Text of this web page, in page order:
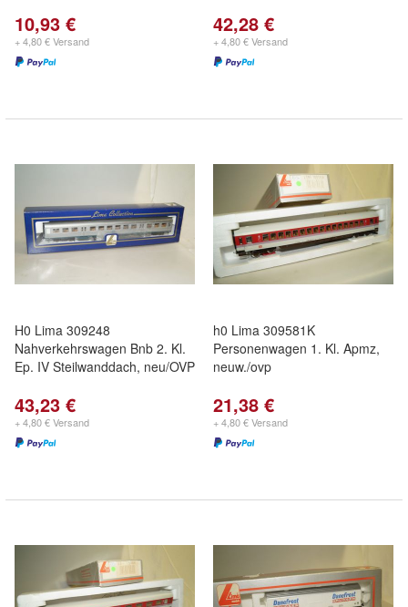
10,93 €
+ 4,80 € Versand
42,28 €
+ 4,80 € Versand
H0 Lima 309248
Nahverkehrswagen Bnb 2. Kl.
Ep. IV Steilwanddach, neu/OVP
43,23 €
+ 4,80 € Versand
h0 Lima 309581K
Personenwagen 1. Kl. Apmz,
neuw./ovp
21,38 €
+ 4,80 € Versand